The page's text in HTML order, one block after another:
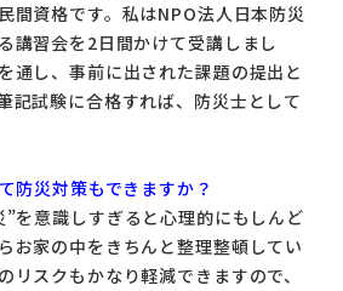
間資格です。私はNPO法人日本防災
講習会を2日間かけて受講しまし
通し、事前に出された課題の提出と
記試験に合格すれば、防災士として
防災対策もできますか？
”を意識しすぎると心理的にもしんど
お家の中をきちんと整理整頓してい
リスクもかなり軽減できますので、